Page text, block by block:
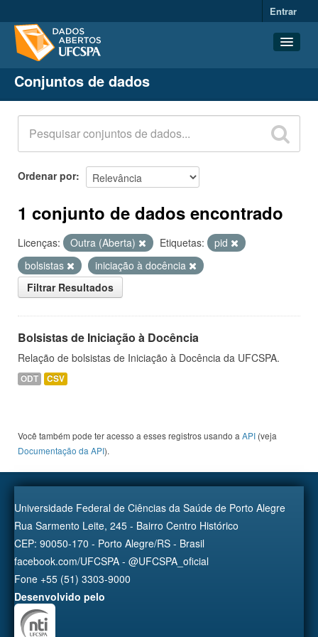
Entrar
Conjuntos de dados
Organizações
Grupos
Sobre
Conjuntos de dados
Ordenar por
1 conjunto de dados encontrado
Licenças: Outra (Aberta) Etiquetas:
pid
bolsistas
iniciação à docência
Filtrar Resultados
Bolsistas de Iniciação à Docência
Relação de bolsistas de Iniciação à Docência da UFCSPA.
ODT CSV
Você também pode ter acesso a esses registros usando a API (veja
Documentação da API).
Universidade Federal de Ciências da Saúde de Porto Alegre
Rua Sarmento Leite, 245 - Bairro Centro Histórico
CEP: 90050-170 - Porto Alegre/RS - Brasil
facebook.com/UFCSPA - @UFCSPA_oficial
Fone +55 (51) 3303-9000
Desenvolvido pelo